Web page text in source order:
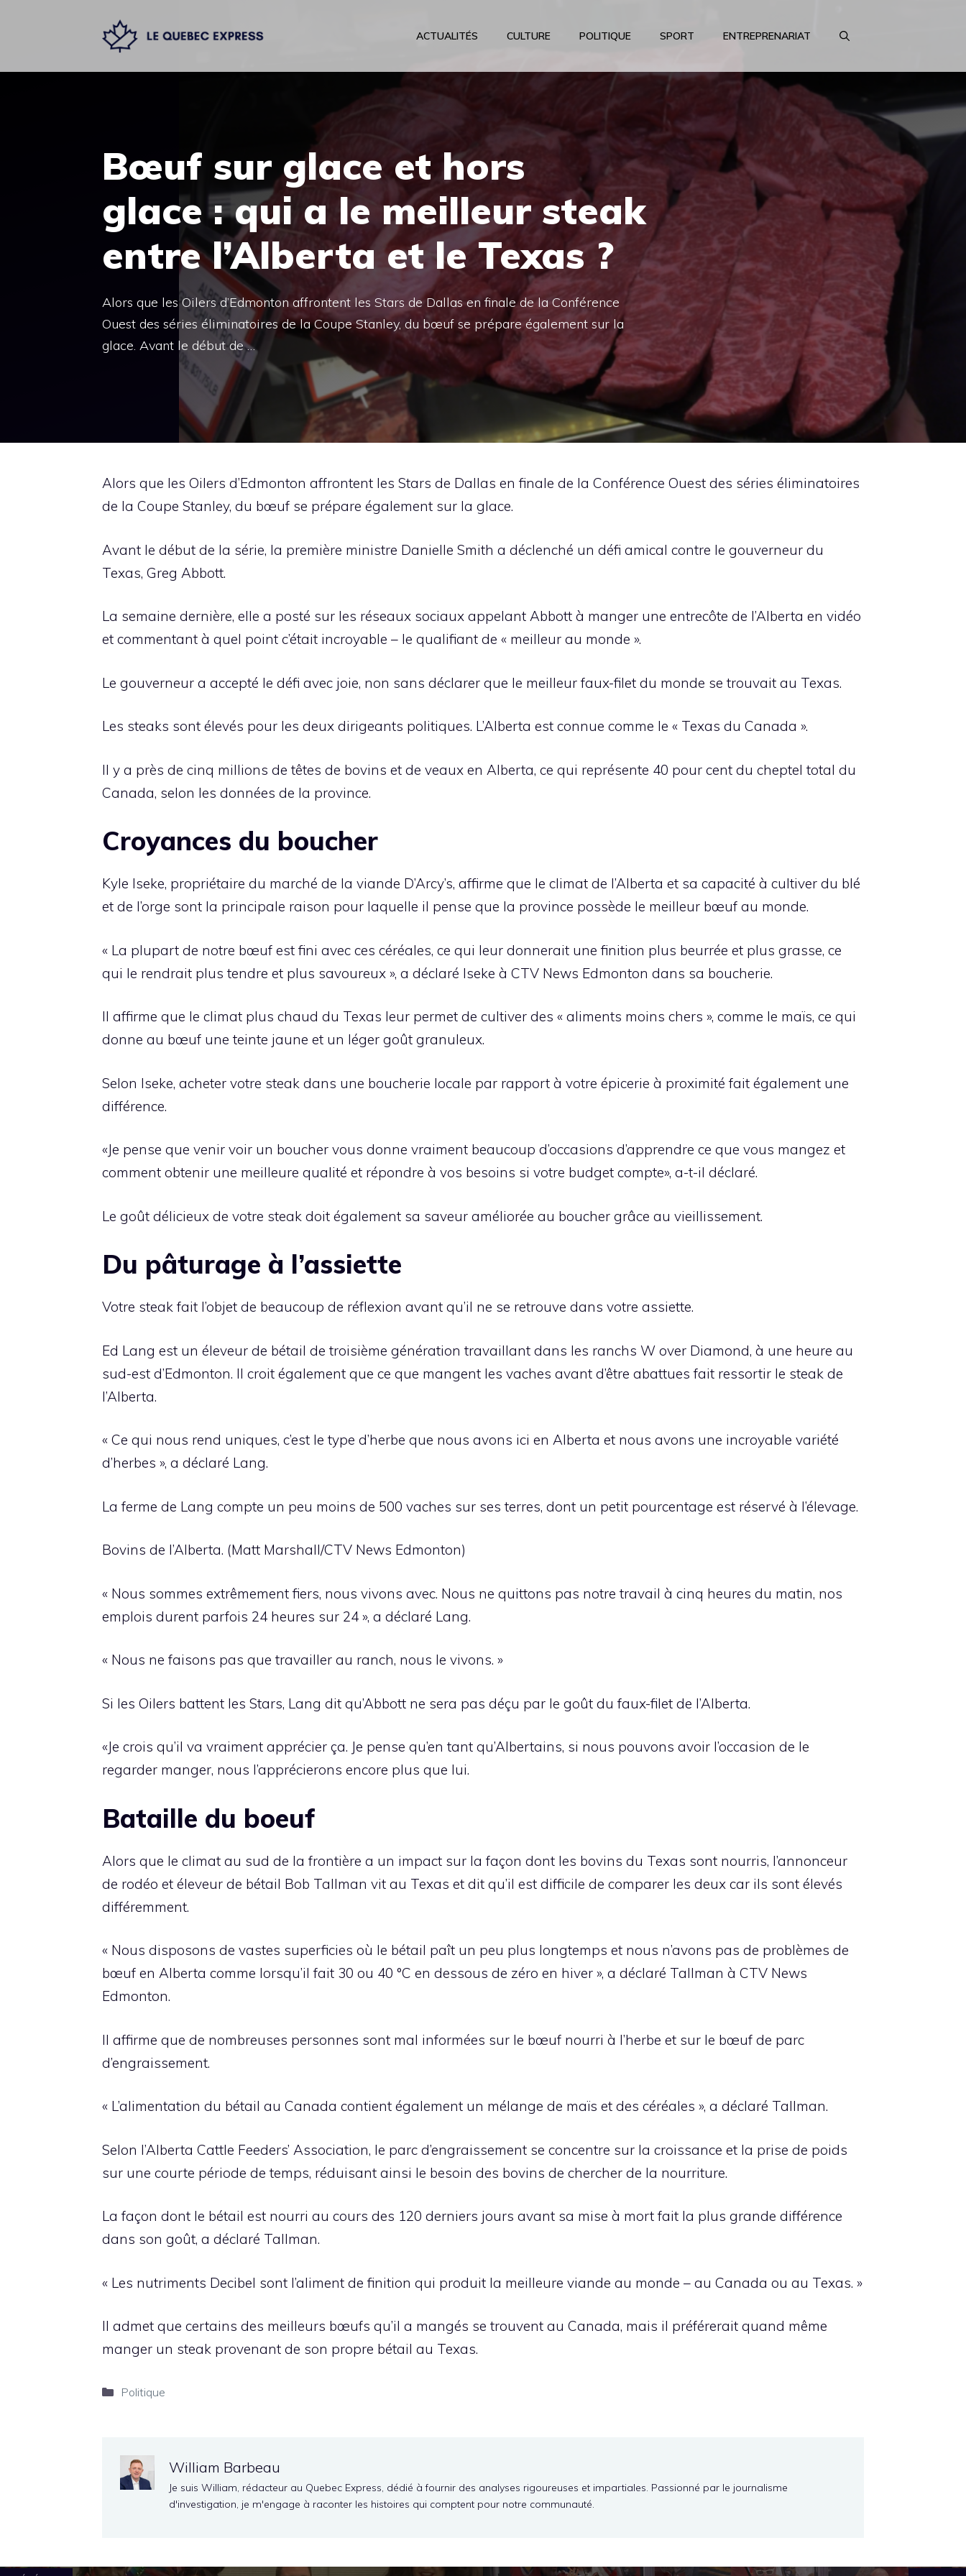
ACTUALITÉS CULTURE POLITIQUE SPORT ENTREPRENARIAT
Bœuf sur glace et hors
glace : qui a le meilleur steak
entre l’Alberta et le Texas ?
Alors que les Oilers d’Edmonton affrontent les Stars de Dallas en finale de la Conférence
Ouest des séries éliminatoires de la Coupe Stanley, du bœuf se prépare également sur la
glace. Avant le début de …
Alors que les Oilers d’Edmonton affrontent les Stars de Dallas en finale de la Conférence Ouest des séries éliminatoires
de la Coupe Stanley, du bœuf se prépare également sur la glace.
Avant le début de la série, la première ministre Danielle Smith a déclenché un défi amical contre le gouverneur du
Texas, Greg Abbott.
La semaine dernière, elle a posté sur les réseaux sociaux appelant Abbott à manger une entrecôte de l’Alberta en vidéo
et commentant à quel point c’était incroyable – le qualifiant de « meilleur au monde ».
Le gouverneur a accepté le défi avec joie, non sans déclarer que le meilleur faux-filet du monde se trouvait au Texas.
Les steaks sont élevés pour les deux dirigeants politiques. L’Alberta est connue comme le « Texas du Canada ».
Il y a près de cinq millions de têtes de bovins et de veaux en Alberta, ce qui représente 40 pour cent du cheptel total du
Canada, selon les données de la province.
Croyances du boucher
Kyle Iseke, propriétaire du marché de la viande D’Arcy’s, affirme que le climat de l’Alberta et sa capacité à cultiver du blé
et de l’orge sont la principale raison pour laquelle il pense que la province possède le meilleur bœuf au monde.
« La plupart de notre bœuf est fini avec ces céréales, ce qui leur donnerait une finition plus beurrée et plus grasse, ce
qui le rendrait plus tendre et plus savoureux », a déclaré Iseke à CTV News Edmonton dans sa boucherie.
Il affirme que le climat plus chaud du Texas leur permet de cultiver des « aliments moins chers », comme le maïs, ce qui
donne au bœuf une teinte jaune et un léger goût granuleux.
Selon Iseke, acheter votre steak dans une boucherie locale par rapport à votre épicerie à proximité fait également une
différence.
«Je pense que venir voir un boucher vous donne vraiment beaucoup d’occasions d’apprendre ce que vous mangez et
comment obtenir une meilleure qualité et répondre à vos besoins si votre budget compte», a-t-il déclaré.
Le goût délicieux de votre steak doit également sa saveur améliorée au boucher grâce au vieillissement.
Du pâturage à l’assiette
Votre steak fait l’objet de beaucoup de réflexion avant qu’il ne se retrouve dans votre assiette.
Ed Lang est un éleveur de bétail de troisième génération travaillant dans les ranchs W over Diamond, à une heure au
sud-est d’Edmonton. Il croit également que ce que mangent les vaches avant d’être abattues fait ressortir le steak de
l’Alberta.
« Ce qui nous rend uniques, c’est le type d’herbe que nous avons ici en Alberta et nous avons une incroyable variété
d’herbes », a déclaré Lang.
La ferme de Lang compte un peu moins de 500 vaches sur ses terres, dont un petit pourcentage est réservé à l’élevage.
Bovins de l’Alberta. (Matt Marshall/CTV News Edmonton)
« Nous sommes extrêmement fiers, nous vivons avec. Nous ne quittons pas notre travail à cinq heures du matin, nos
emplois durent parfois 24 heures sur 24 », a déclaré Lang.
« Nous ne faisons pas que travailler au ranch, nous le vivons. »
Si les Oilers battent les Stars, Lang dit qu’Abbott ne sera pas déçu par le goût du faux-filet de l’Alberta.
«Je crois qu’il va vraiment apprécier ça. Je pense qu’en tant qu’Albertains, si nous pouvons avoir l’occasion de le
regarder manger, nous l’apprécierons encore plus que lui.
Bataille du boeuf
Alors que le climat au sud de la frontière a un impact sur la façon dont les bovins du Texas sont nourris, l’annonceur
de rodéo et éleveur de bétail Bob Tallman vit au Texas et dit qu’il est difficile de comparer les deux car ils sont élevés
différemment.
« Nous disposons de vastes superficies où le bétail paît un peu plus longtemps et nous n’avons pas de problèmes de
bœuf en Alberta comme lorsqu’il fait 30 ou 40 °C en dessous de zéro en hiver », a déclaré Tallman à CTV News
Edmonton.
Il affirme que de nombreuses personnes sont mal informées sur le bœuf nourri à l’herbe et sur le bœuf de parc
d’engraissement.
« L’alimentation du bétail au Canada contient également un mélange de maïs et des céréales », a déclaré Tallman.
Selon l’Alberta Cattle Feeders’ Association, le parc d’engraissement se concentre sur la croissance et la prise de poids
sur une courte période de temps, réduisant ainsi le besoin des bovins de chercher de la nourriture.
La façon dont le bétail est nourri au cours des 120 derniers jours avant sa mise à mort fait la plus grande différence
dans son goût, a déclaré Tallman.
« Les nutriments Decibel sont l’aliment de finition qui produit la meilleure viande au monde – au Canada ou au Texas. »
Il admet que certains des meilleurs bœufs qu’il a mangés se trouvent au Canada, mais il préférerait quand même
manger un steak provenant de son propre bétail au Texas.
Catégories
Politique
William Barbeau
Je suis William, rédacteur au Quebec Express, dédié à fournir des analyses rigoureuses et impartiales. Passionné par le journalisme
d'investigation, je m'engage à raconter les histoires qui comptent pour notre communauté.